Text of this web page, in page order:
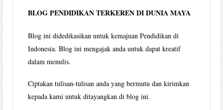
BLOG PENDIDIKAN TERKEREN DI DUNIA MAYA
Blog ini didedikasikan untuk kemajuan Pendidikan di
Indonesia. Blog ini mengajak anda untuk dapat kreatif
dalam menulis.
Ciptakan tulisan-tulisan anda yang bermutu dan kirimkan
kepada kami untuk ditayangkan di blog ini.